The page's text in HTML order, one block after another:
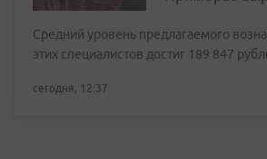
Средний уровень предлагаемого
этих специалистов достиг 189 847
сегодня, 12:37